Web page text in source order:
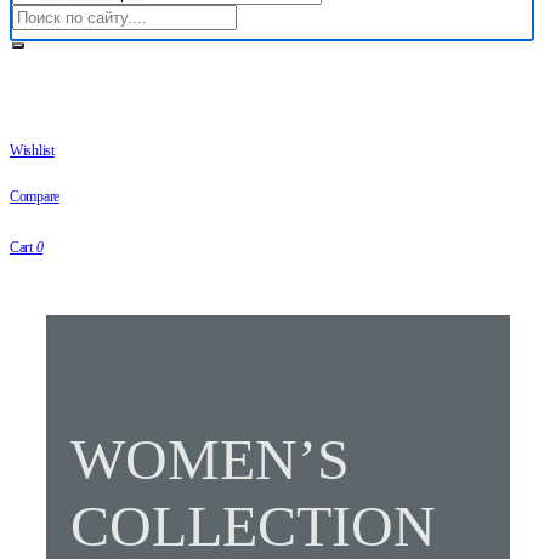
Wishlist
Compare
Cart 0
WOMEN’S
COLLECTION